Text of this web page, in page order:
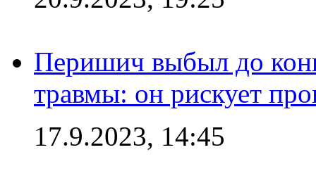
Перишич выбыл до
травмы: он рискует
17.9.2023, 14:45